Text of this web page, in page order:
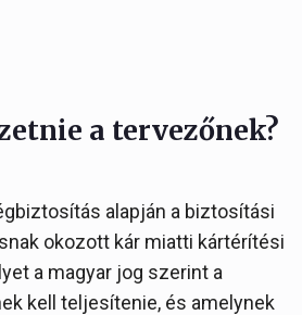
a tervezőnek?
alapján a biztosítási
okozott kár miatti kártérítési
a magyar jog szerint a
kell teljesítenie, és amelynek